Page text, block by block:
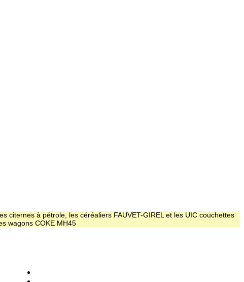
citernes à pétrole, les céréaliers FAUVET-GIREL et les UIC couchettes
wagons COKE MH45